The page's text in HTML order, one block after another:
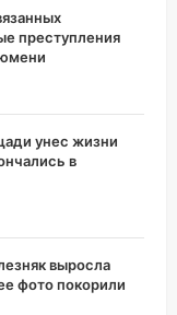
преступления
унес жизни
в
выросла
фото покорили